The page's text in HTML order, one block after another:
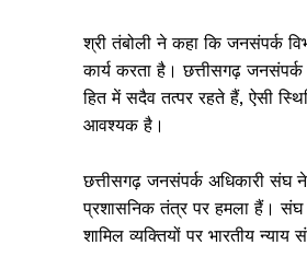
श्री तंबोली ने कहा कि जनसंपर्क
कार्य करता है। छत्तीसगढ़
हित में सदैव तत्पर रहते हैं, ऐसी
आवश्यक है।
छत्तीसगढ़ जनसंपर्क अधिकारी संघ
प्रशासनिक तंत्र पर हमला हैं। संघ
शामिल व्यक्तियों पर भारतीय